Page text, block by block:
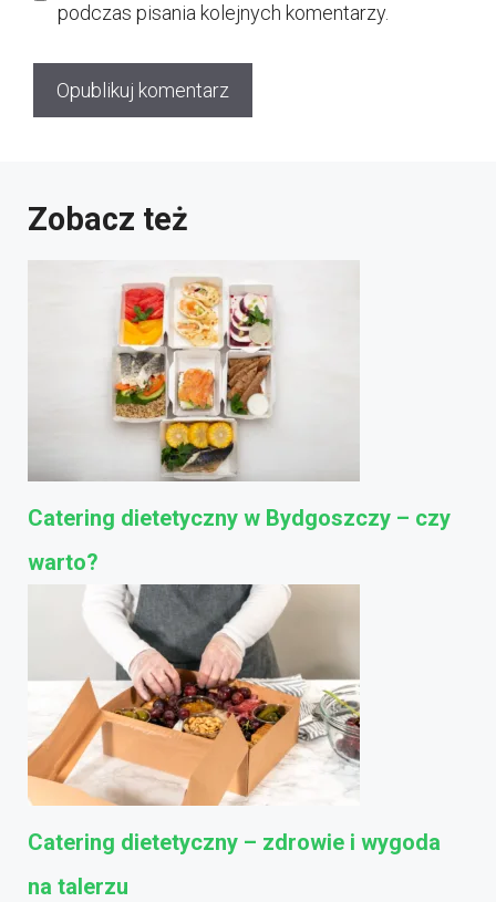
podczas pisania kolejnych komentarzy.
Zobacz też
Catering dietetyczny w Bydgoszczy – czy
warto?
Catering dietetyczny – zdrowie i wygoda
na talerzu